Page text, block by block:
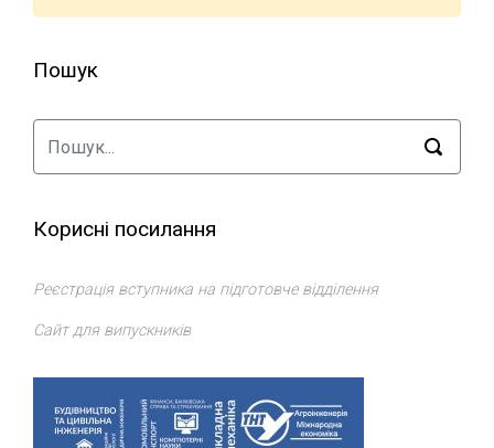
Пошук
Корисні посилання
Реєстрація вступника на підготовче відділення
Сайт для випускників